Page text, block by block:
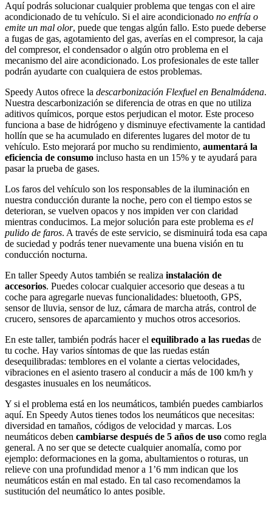
Aquí podrás solucionar cualquier problema que tengas con el aire
acondicionado de tu vehículo. Si el aire acondicionado no enfría o
emite un mal olor, puede que tengas algún fallo. Esto puede deberse
a fugas de gas, agotamiento del gas, averías en el compresor, la caja
del compresor, el condensador o algún otro problema en el
mecanismo del aire acondicionado. Los profesionales de este taller
podrán ayudarte con cualquiera de estos problemas.
Speedy Autos ofrece la descarbonización Flexfuel en Benalmádena.
Nuestra descarbonización se diferencia de otras en que no utiliza
aditivos químicos, porque estos perjudican el motor. Este proceso
funciona a base de hidrógeno y disminuye efectivamente la cantidad
hollín que se ha acumulado en diferentes lugares del motor de tu
vehículo. Esto mejorará por mucho su rendimiento, aumentará la
eficiencia de consumo incluso hasta en un 15% y te ayudará para
pasar la prueba de gases.
Los faros del vehículo son los responsables de la iluminación en
nuestra conducción durante la noche, pero con el tiempo estos se
deterioran, se vuelven opacos y nos impiden ver con claridad
mientras conducimos. La mejor solución para este problema es el
pulido de faros. A través de este servicio, se disminuirá toda esa capa
de suciedad y podrás tener nuevamente una buena visión en tu
conducción nocturna.
En taller Speedy Autos también se realiza instalación de
accesorios. Puedes colocar cualquier accesorio que deseas a tu
coche para agregarle nuevas funcionalidades: bluetooth, GPS,
sensor de lluvia, sensor de luz, cámara de marcha atrás, control de
crucero, sensores de aparcamiento y muchos otros accesorios.
En este taller, también podrás hacer el equilibrado a las ruedas de
tu coche. Hay varios síntomas de que las ruedas están
desequilibradas: temblores en el volante a ciertas velocidades,
vibraciones en el asiento trasero al conducir a más de 100 km/h y
desgastes inusuales en los neumáticos.
Y si el problema está en los neumáticos, también puedes cambiarlos
aquí. En Speedy Autos tienes todos los neumáticos que necesitas:
diversidad en tamaños, códigos de velocidad y marcas. Los
neumáticos deben cambiarse después de 5 años de uso como regla
general. A no ser que se detecte cualquier anomalía, como por
ejemplo: deformaciones en la goma, abultamientos o roturas, un
relieve con una profundidad menor a 1’6 mm indican que los
neumáticos están en mal estado. En tal caso recomendamos la
sustitución del neumático lo antes posible.